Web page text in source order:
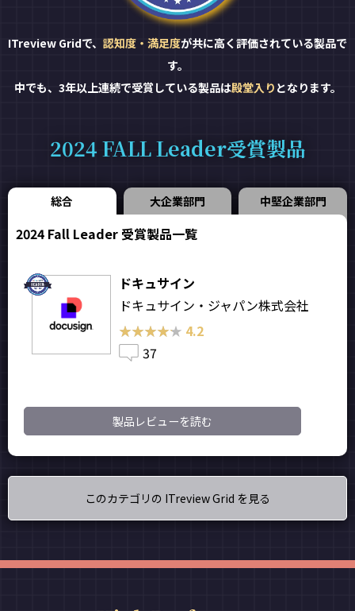
ITreview Gridで、 認知度・満足度が共に高く評価されている製品で
す。
中でも、3年以上連続で受賞している製品は殿堂入り となります。
2024 FALL Leader受賞製品
総合 大企業部門 中堅企業部門
2024 Fall Leader 受賞製品一覧
ドキュサイン
ドキュサイン・ジャパン株式会社
★★★★★
★★★★★ 4.2
37
製品レビューを読む
このカテゴリの ITreview Grid を見る